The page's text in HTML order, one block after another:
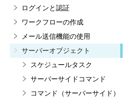
ログインと認証
ワークフローの作成
メール送信機能の使用
サーバーオブジェクト
スケジュールタスク
サーバーサイドコマンド
コマンド（サーバーサイド）